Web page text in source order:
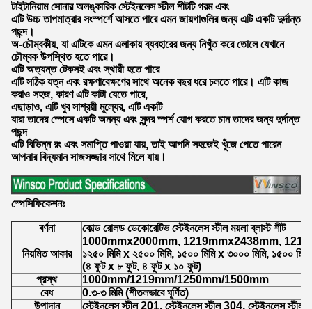
টাইটানিয়াম সোনার অলঙ্কারিক স্টেইনলেস স্টীল শীটটি গরম এবং
এটি উচ্চ তাপমাত্রার সংস্পর্শে আসতে পারে এমন জায়গাগুলির জন্য এটি একটি দুর্দান্ত
পছন্দ।
অ-চৌম্বকীয়, যা এটিকে এমন এলাকায় ব্যবহারের জন্য নিখুঁত করে তোলে যেখানে
চৌম্বক উপস্থিত হতে পারে।
এটি অত্যন্ত টেকসই এবং স্থায়ী হতে পারে
এটি সঠিক যত্ন এবং রক্ষণাবেক্ষণের সাথে অনেক বছর ধরে চলতে পারে। এটি কাজ
করাও সহজ, কারণ এটি কাটা যেতে পারে,
এছাড়াও, এটি খুব সাশ্রয়ী মূল্যের, এটি একটি
যারা তাদের স্পেসে একটি অনন্য এবং সুন্দর স্পর্শ যোগ করতে চান তাদের জন্য দুর্দান্ত
পছন্দ
এটি বিভিন্ন রং এবং সমাপ্তি পাওয়া যায়, তাই আপনি সহজেই খুঁজে পেতে পারেন
আপনার বিদ্যমান সাজসজ্জার সাথে মিলে যায়।
স্পেসিফিকেশনঃ
বর্ণনা কোল্ড রোলড ডেকোরেটিভ স্টেইনলেস স্টীল ময়লা ব্লাস্ট শীট
নিয়মিত আকার
1000mmx2000mm, 1219mmx2438mm,
১২৫০ মিমি x ২৫০০ মিমি, ১৫০০ মিমি x ৩০০০ মিমি, ১৫০০
(৪ ফুট x ৮ ফুট, ৪ ফুট x ১০ ফুট)
প্রস্থ
1000mm/1219mm/1250mm/1500mm
বেধ
0.৩-৩ মিমি (শীতলভাবে ঘূর্ণিত)
উপাদান
স্টেইনলেস স্টীল 201, স্টেইনলেস স্টীল 304, স্টেইনলেস স্টীল